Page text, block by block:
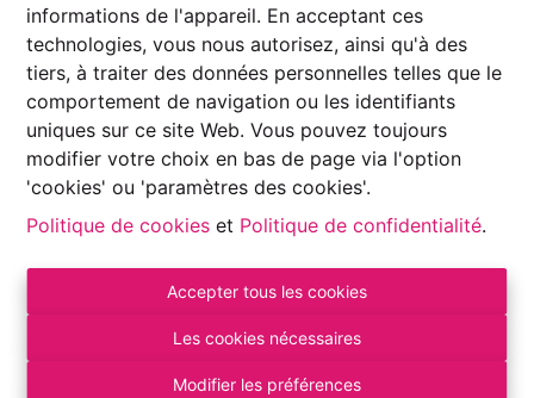
informations de l'appareil. En acceptant ces
technologies, vous nous autorisez, ainsi qu'à des
tiers, à traiter des données personnelles telles que le
comportement de navigation ou les identifiants
uniques sur ce site Web. Vous pouvez toujours
modifier votre choix en bas de page via l'option
'cookies' ou 'paramètres des cookies'.
Politique de cookies et Politique de confidentialité.
Accepter tous les cookies
Les cookies nécessaires
Modifier les préférences
Autorité de surveillance:
du Luxembourg 16 B – 1000 Bruxelles. Sous
des devoirs de l\'agent immobilier